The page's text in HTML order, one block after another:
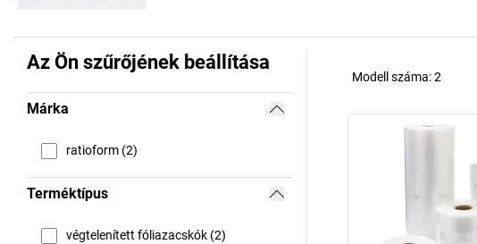
Az Ön szűrőjének beállítása
Márka
ratioform (2)
Terméktípus
végtelenített fóliazacskók (2)
Modell száma:2